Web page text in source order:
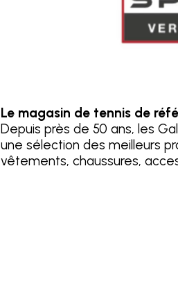
Le magasin de tennis de
Depuis près de 50 ans, les
une sélection des meilleurs
vêtements, chaussures,